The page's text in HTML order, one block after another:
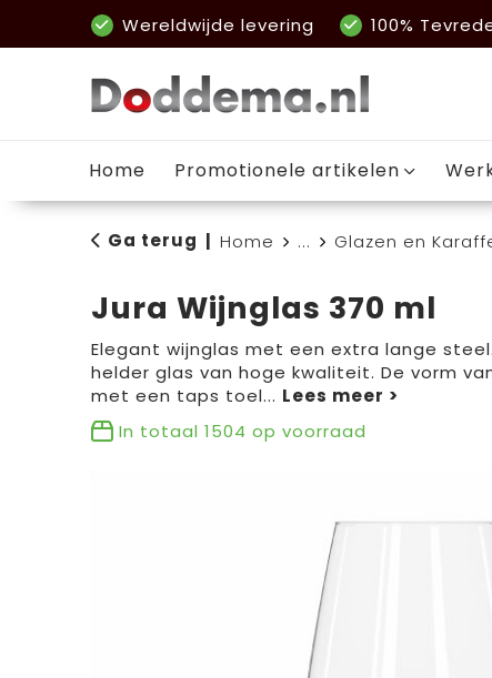
Wereldwijde levering 100%
Home Promotionele artikelen
Ga terug Home ... Glazen en
Jura Wijnglas 370 ml
Elegant wijnglas met een extra lange
helder glas van hoge kwaliteit. De vorm
met een taps toel...
In totaal 1504 op voorraad